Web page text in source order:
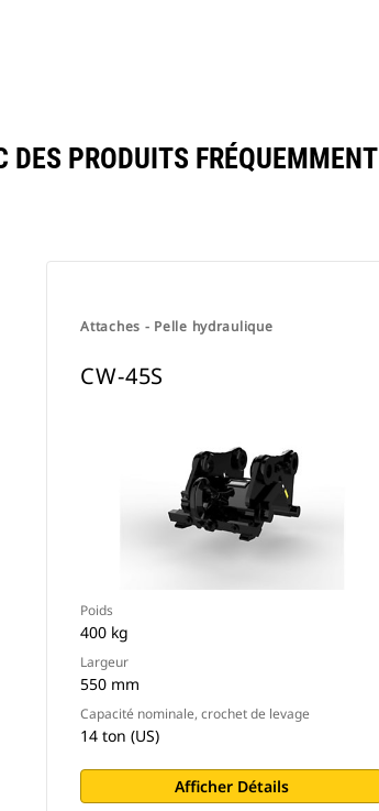
PRODUITS FRÉQUEMMENT
Attaches - Pelle hydraulique
CW-45S
Poids
400 kg
Largeur
550 mm
Capacité nominale, crochet de levage
14 ton (US)
Afficher Détails